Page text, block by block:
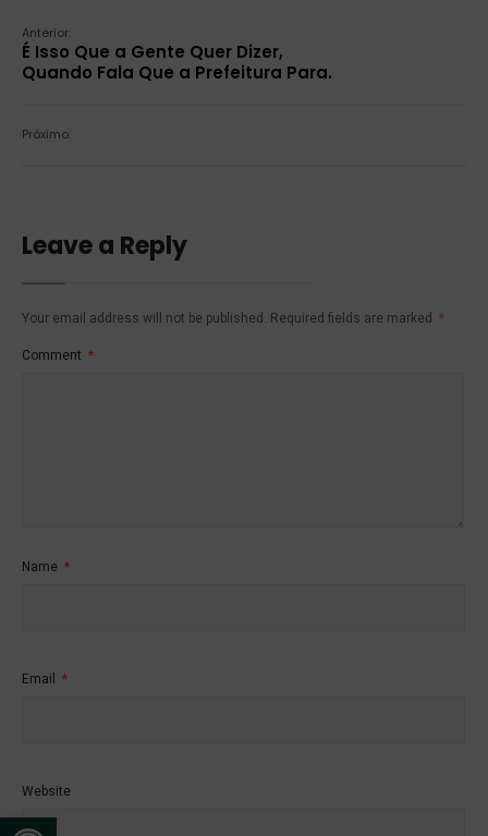
Open toolbar
Anterior:
É Isso Que a Gente Quer Dizer,
Quando Fala Que a Prefeitura Para.
Próximo:
Leave a Reply
Your email address will not be published. Required fields are marked *
Comment *
Name *
Email *
Website